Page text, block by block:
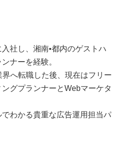
社し、湘南•都内のゲストハ
ナーを経験。
へ転職した後、現在はフリー
グプランナーとWebマーケタ
わかる貴重な広告運用担当パ